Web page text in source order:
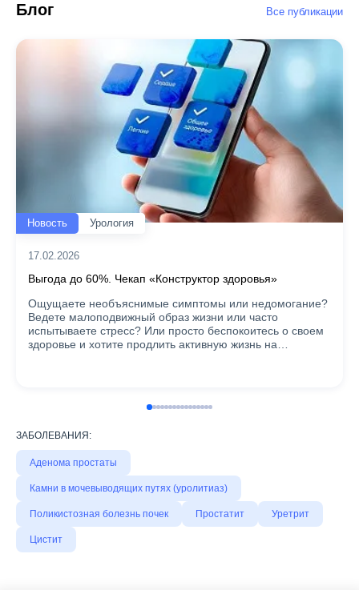
Блог Все публикации
Новость Урология
17.02.2026
Выгода до 60%. Чекап «Конструктор здоровья»
Ощущаете необъяснимые симптомы или недомогание?
Ведете малоподвижный образ жизни или часто
испытываете стресс? Или просто беспокоитесь о своем
здоровье и хотите продлить активную жизнь на…
ЗАБОЛЕВАНИЯ:
Аденома простаты
Камни в мочевыводящих путях (уролитиаз)
Поликистозная болезнь почек Простатит Уретрит
Цистит